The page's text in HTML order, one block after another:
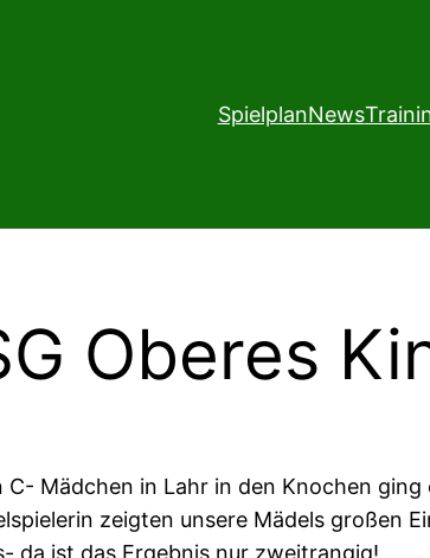
SpielplanNews
Oberes
Mädchen in Lahr in den Knochen
zeigten unsere Mädels großen